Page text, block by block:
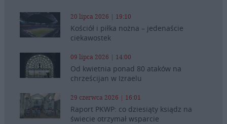
20 lipca 2026 | 19:10
Kościół i piłka nożna – jedenaście
ciekawostek
09 lipca 2026 | 14:00
Od kwietnia ponad 80 ataków na
chrześcijan w Izraelu
29 czerwca 2026 | 16:01
Raport PKWP: co dziesiąty ksiądz na
świecie otrzymał wsparcie